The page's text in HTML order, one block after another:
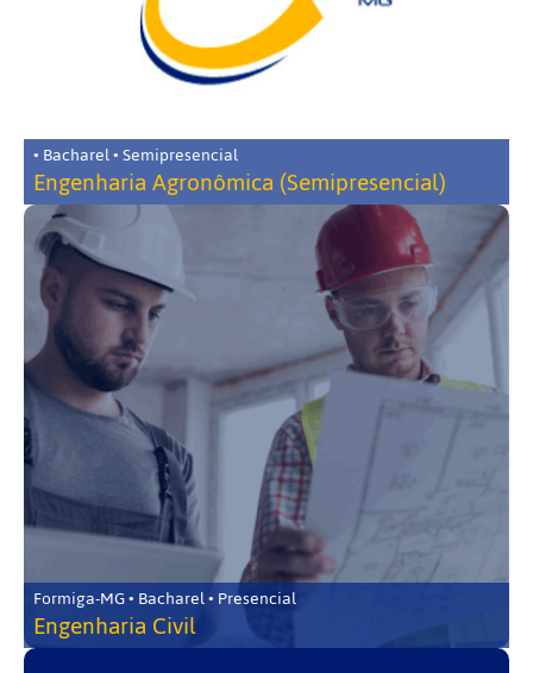
• Bacharel • Semipresencial
Engenharia Agronômica (Semipresencial)
Formiga-MG • Bacharel • Presencial
Engenharia Civil